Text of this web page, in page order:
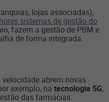
lojas associadas),
sistemas de gestão do
fazem a gestão de PBM e
de forma integrada.
abrem novas
exemplo, na tecnologia 5G,
das farmácias.